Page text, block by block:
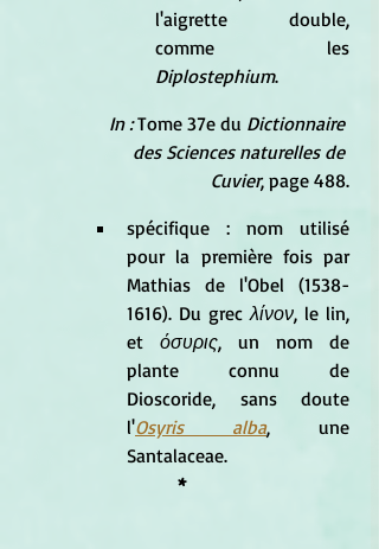
l'aigrette double,
comme les
Diplostephium.
In : Tome 37e du Dictionnaire
des Sciences naturelles de
Cuvier, page 488.
spécifique : nom utilisé
pour la première fois par
Mathias de l'Obel (1538-
1616). Du grec λίνον, le lin,
et όσυρις, un nom de
plante connu de
Dioscoride, sans doute
l'Osyris alba, une
Santalaceae.
*